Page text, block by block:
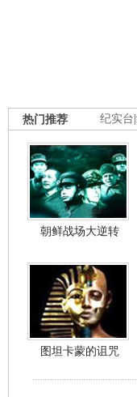
纪实台
热门推荐
朝鲜战场大逆转
图坦卡蒙的诅咒